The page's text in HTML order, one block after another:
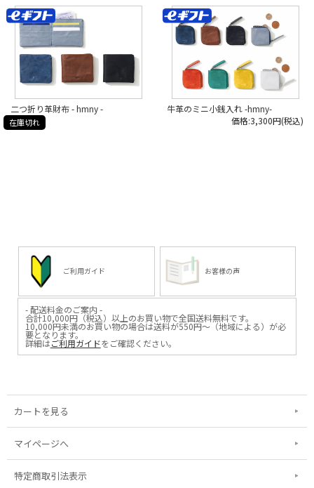
二つ折り革財布 - hmny -
在庫切れ
牛革のミニ小銭入れ -hmny-
価格:3,300円(税込)
ご利用ガイド お客様の声
- 配送料金のご案内 -
合計10,000円（税込）以上のお買い物で全国送料無料です。
10,000円未満のお買い物の場合は送料が550円～（地域による）が必
要となります。
詳細はご利用ガイドをご確認ください。
カートを見る
マイページへ
特定商取引法表示